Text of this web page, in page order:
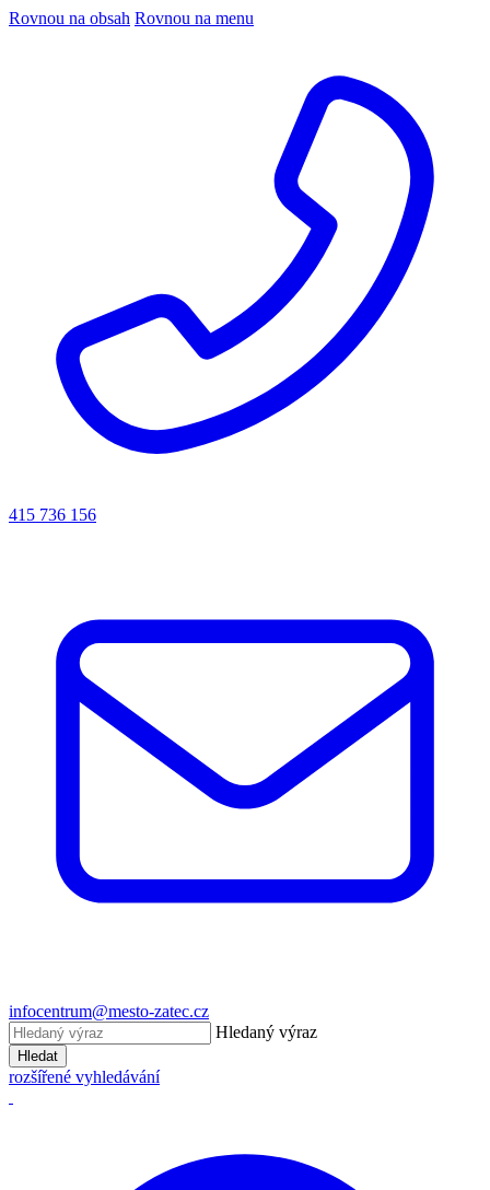
Rovnou na obsah Rovnou na menu
415 736 156
infocentrum@mesto-zatec.cz
Hledaný výraz
Hledat
rozšířené vyhledávání